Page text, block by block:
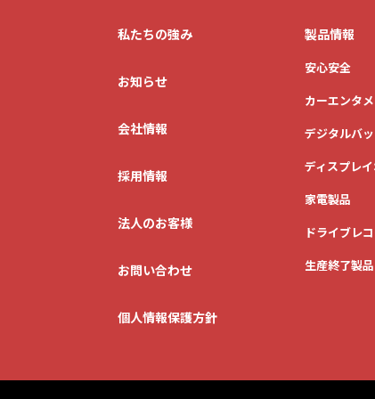
私たちの強み
お知らせ
会社情報
採用情報
法人のお客様
お問い合わせ
個人情報保護方針
製品情報
安心安全
カーエンタメ
デジタルバ
ディスプレ
家電製品
ドライブレ
生産終了製品